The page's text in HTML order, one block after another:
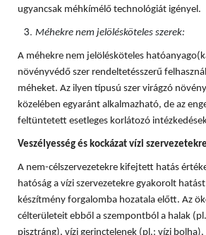
ugyancsak méhkímélő technológiát igényel.
Méhekre nem jelölésköteles szerek:
A méhekre nem jelölésköteles
növényvédő szer rendeltetésszerű
méheket. Az ilyen típusú szer virágzó
közelében egyaránt alkalmazható, de az
feltüntetett esetleges korlátozó
Veszélyesség és kockázat vízi szervezetekre
A nem-célszervezetekre kifejtett hatás
hatóság a vízi szervezetekre gyakorolt
készítmény forgalomba hozatala előtt. Az
célterületeit ebből a szempontból a halak
pisztráng), vízi gerinctelenek (pl.: vízi